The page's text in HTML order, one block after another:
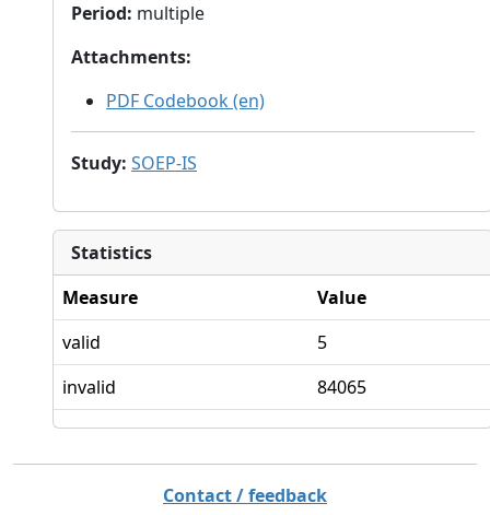
Period: multiple
Attachments:
PDF Codebook (en)
Study: SOEP-IS
Statistics
Measure
Value
valid
5
invalid
84065
Contact / feedback